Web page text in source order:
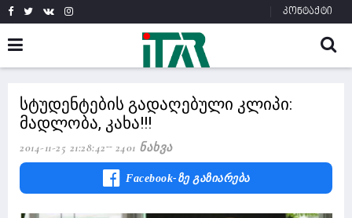
კონტაქტი
სტუდენტების გადაღებული კლიპი:
მადლობა, კახა!!!
2014-11-25 21:28:42 2401 Ნახვა
Facebook-Ზე Გაზიარება